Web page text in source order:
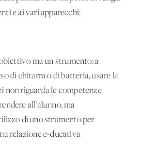
e ai vari apparecchi:
ma un strumento: a
di chitarra o di batteria, usare la
non riguarda le competenze
all’alunno, ma
di uno strumento per
relazione e-ducativa